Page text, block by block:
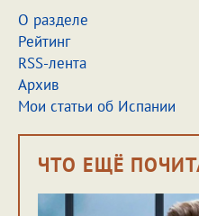
О разделе
Рейтинг
RSS-лента
Архив
Мои статьи об Испании
ЧТО ЕЩЁ